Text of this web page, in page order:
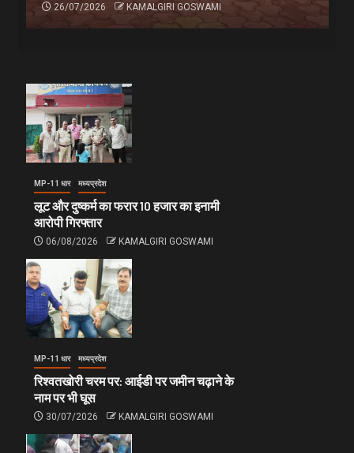
26/07/2026 KAMALGIRI GOSWAMI
MP-11 धार मध्यप्रदेश
लूट और दुष्कर्म का फरार 10 हजार का इनामी
आरोपी गिरफ्तार
06/08/2026 KAMALGIRI GOSWAMI
MP-11 धार मध्यप्रदेश
रिश्वतखोरी चरम पर: आईडी पर जमीन चढ़ाने के
नाम पर भी घूस
30/07/2026 KAMALGIRI GOSWAMI